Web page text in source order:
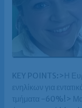
KEY POINTS:>Η
ενηλίκων για
τμήματα -60%!>